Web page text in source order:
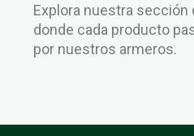
Explora nuestra sección
donde cada producto
por nuestros armeros.